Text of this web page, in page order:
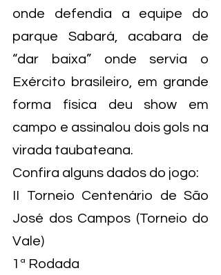
onde defendia a equipe do
parque Sabará, acabara de
“dar baixa” onde servia o
Exército brasileiro, em grande
forma física deu show em
campo e assinalou dois gols na
virada taubateana.
Confira alguns dados do jogo:
II Torneio Centenário de São
José dos Campos (Torneio do
Vale)
1ª Rodada